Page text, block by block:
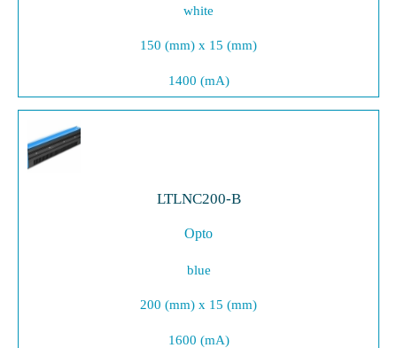
white
150 (mm) x 15 (mm)
1400 (mA)
LTLNC200-B
Opto
blue
200 (mm) x 15 (mm)
1600 (mA)